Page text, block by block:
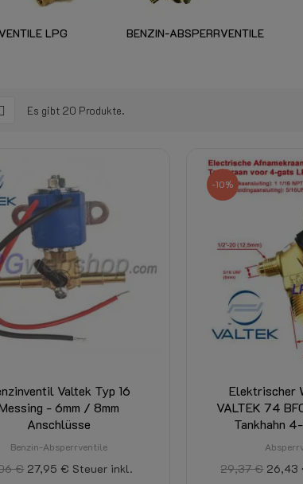
LPG BENZIN-ABSPERRVENTILE
Es gibt 20 Produkte.
Valtek Typ 16
- 6mm / 8mm
Anschlüsse
Benzin-Absperrventile
€ 27,95 € Steuer inkl.
-10%
Elektrischer
VALTEK 74
Tankhahn
29,37 € 26,43